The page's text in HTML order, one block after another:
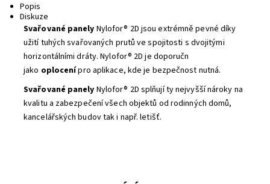
Popis
Diskuze
Svařované panely Nylofor® 2D jsou extrémně pevné díky
užití tuhých svařovaných prutů ve spojitosti s dvojitými
horizontálními dráty. Nylofor® 2D je doporučn
jako oplocenípro aplikace, kde je bezpečnost nutná.
Svařované panely Nylofor® 2D splňují ty nejvyšší nároky na
kvalitu a zabezpečení všech objektů od rodinných domů,
kancelářských budov tak i např. letišť.